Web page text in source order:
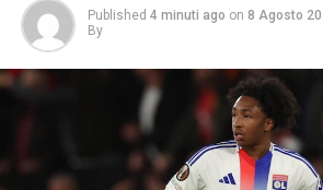
Published 4 minuti ago on 8 Agosto
By